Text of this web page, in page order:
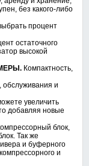
без какого-либо
процент
остаточного
высокой
Компактность,
обслуживания и
увеличить
добавляя новые
блок,
Так же
и буферного
и